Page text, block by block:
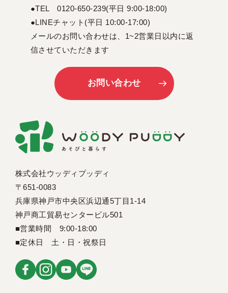
株式会社ウッディプッディ
〒651-0083
兵庫県神戸市中央区浜辺通5丁目1-14
神戸商工貿易センタービル501
■営業時間 9:00-18:00
■定休日 土・日・祝祭日
●TEL 0120-650-239(平日 9:00-18:00)
●LINEチャット(平日 10:00-17:00)
メールのお問い合わせは、1~2営業日以内に返
信させていただきます
お問い合わせ